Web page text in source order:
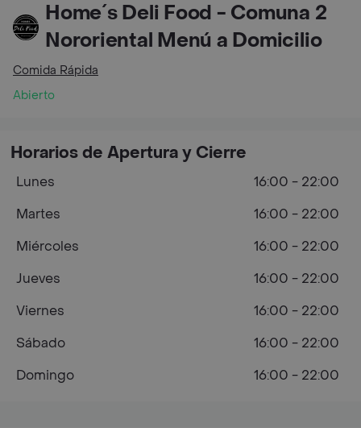
Home´s Deli Food - Comuna 2
Nororiental Menú a Domicilio
Comida Rápida
Abierto
Horarios de Apertura y Cierre
Lunes
16:00 - 22:00
Martes
16:00 - 22:00
Miércoles
16:00 - 22:00
Jueves
16:00 - 22:00
Viernes
16:00 - 22:00
Sábado
16:00 - 22:00
Domingo
16:00 - 22:00